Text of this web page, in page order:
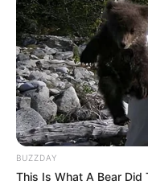
BUZZDAY
This Is What A Bear Did